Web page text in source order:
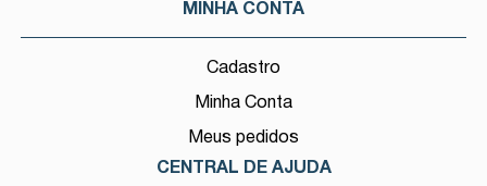
MINHA CONTA
Cadastro
Minha Conta
Meus pedidos
CENTRAL DE AJUDA